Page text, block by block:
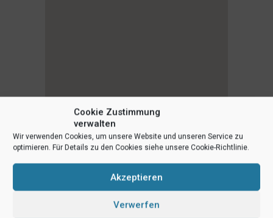
Cookie Zustimmung
verwalten
Wir verwenden Cookies, um unsere Website und unseren Service zu
optimieren. Für Details zu den Cookies siehe unsere Cookie-Richtlinie.
Akzeptieren
Verwerfen
1